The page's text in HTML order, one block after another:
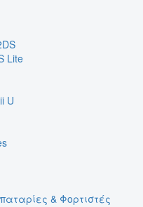
Lite
U
& Φορτιστές